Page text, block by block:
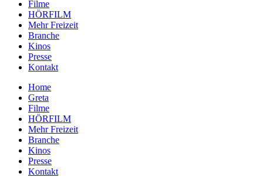
Filme
HÖRFILM
Mehr Freizeit
Branche
Kinos
Presse
Kontakt
Home
Greta
Filme
HÖRFILM
Mehr Freizeit
Branche
Kinos
Presse
Kontakt